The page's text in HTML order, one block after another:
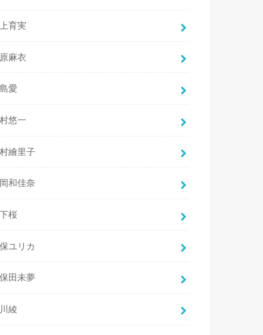
育実
麻衣
愛
悠一
繪里子
和佳奈
桜
ユリカ
田未夢
綾